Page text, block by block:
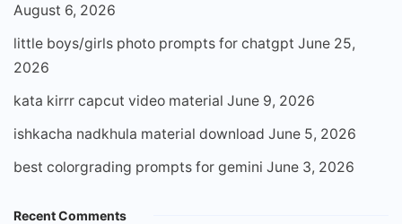
August 6, 2026
little boys/girls photo prompts for chatgpt June 25,
2026
kata kirrr capcut video material June 9, 2026
ishkacha nadkhula material download June 5, 2026
best colorgrading prompts for gemini June 3, 2026
Recent Comments